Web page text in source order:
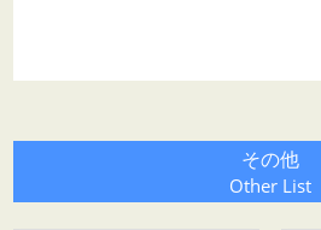
その他
Other List